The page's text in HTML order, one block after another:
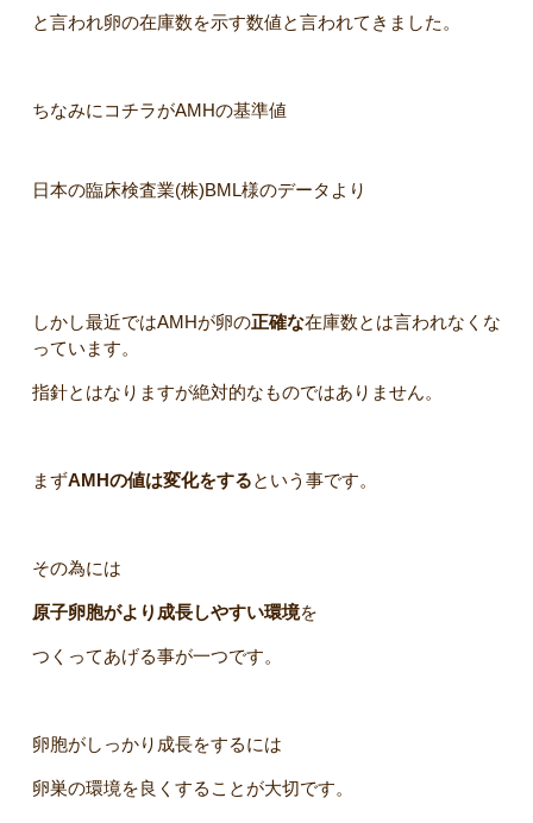
と言われ卵の在庫数を示す数値と言われてきました。
ちなみにコチラがAMHの基準値
日本の臨床検査業(株)BML様のデータより
しかし最近ではAMHが卵の正確な在庫数とは言われなくな
っています。
指針とはなりますが絶対的なものではありません。
まずAMHの値は変化をするという事です。
その為には
原子卵胞がより成長しやすい環境を
つくってあげる事が一つです。
卵胞がしっかり成長をするには
卵巣の環境を良くすることが大切です。